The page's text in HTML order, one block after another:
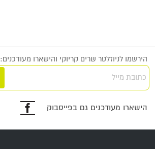
הירשמו לניוזלטר שרים קריוקי והישארו מעודכנים:
כתובת מייל
הישארו מעודכנים גם בפייסבוק